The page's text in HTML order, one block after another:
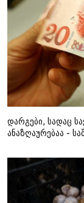
დარგები, სადაც
ანაზღაურებაა -